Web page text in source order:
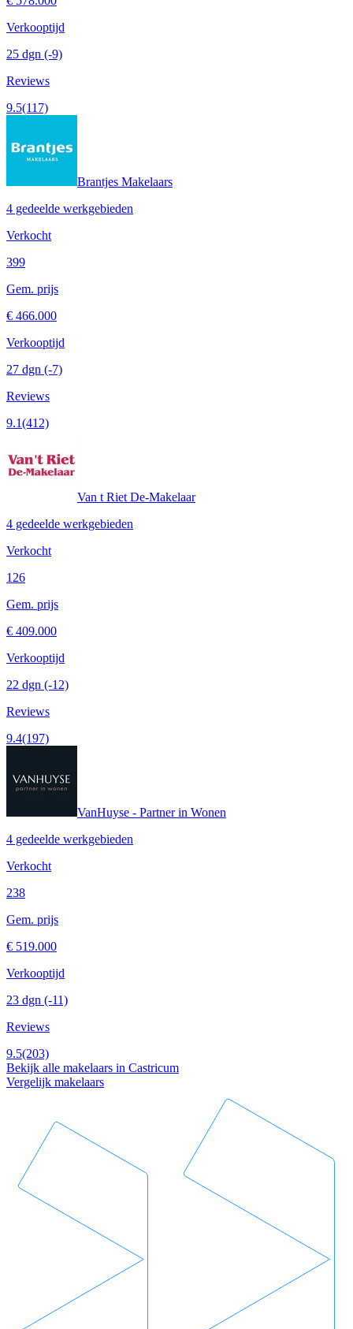
Verkooptijd
25 dgn (-9)
Reviews
9.5(117)
Brantjes Makelaars
4 gedeelde werkgebieden
Verkocht
399
Gem. prijs
€ 466.000
Verkooptijd
27 dgn (-7)
Reviews
9.1(412)
Van t Riet De-Makelaar
4 gedeelde werkgebieden
Verkocht
126
Gem. prijs
€ 409.000
Verkooptijd
22 dgn (-12)
Reviews
9.4(197)
VanHuyse - Partner in Wonen
4 gedeelde werkgebieden
Verkocht
238
Gem. prijs
€ 519.000
Verkooptijd
23 dgn (-11)
Reviews
9.5(203)
Bekijk alle makelaars in Castricum
Vergelijk makelaars